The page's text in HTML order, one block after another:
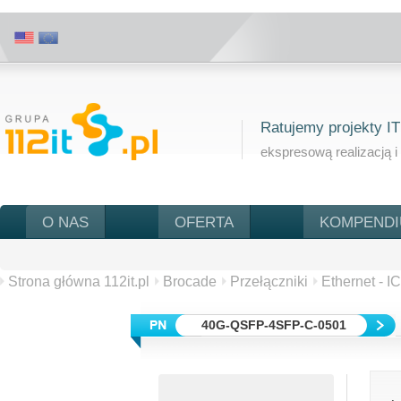
Ratujemy projekty IT
ekspresową realizacją i
O NAS OFERTA
Strona główna 112it.pl Brocade Przełączniki Ethernet -
40G-QSFP-4SFP-C-0501